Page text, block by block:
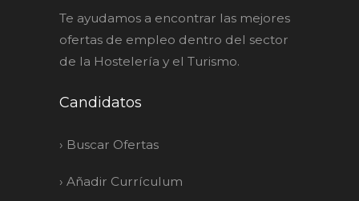
Te ayudamos a encontrar las mejores
ofertas de empleo dentro del sector
de la Hostelería y el Turismo.
Candidatos
› Buscar Ofertas
› Añadir Currículum